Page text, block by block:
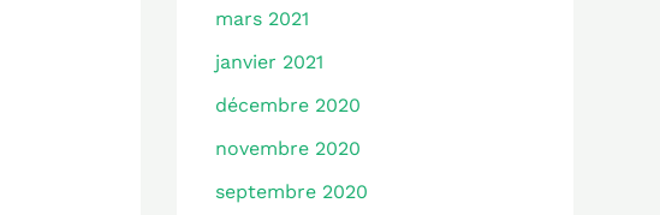
mars 2021
janvier 2021
décembre 2020
novembre 2020
septembre 2020